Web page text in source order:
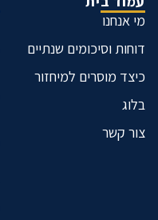
מי אנחנו
דוחות וסיכומים שנתיים
כיצד מוסרים למיחזור
בלוג
צור קשר